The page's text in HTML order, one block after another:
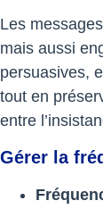
Les
mais aussi
persuasives,
tout en
entre
Gérer la